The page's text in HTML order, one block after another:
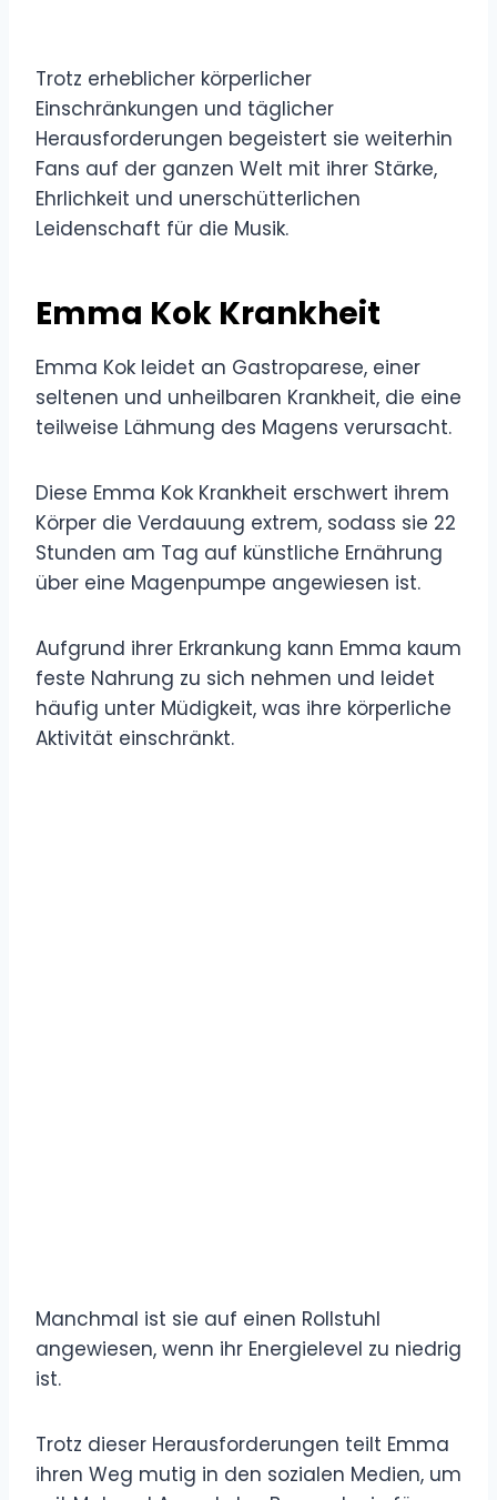
Trotz erheblicher körperlicher
Einschränkungen und täglicher
Herausforderungen begeistert sie weiterhin
Fans auf der ganzen Welt mit ihrer Stärke,
Ehrlichkeit und unerschütterlichen
Leidenschaft für die Musik.
Emma Kok Krankheit
Emma Kok leidet an Gastroparese, einer
seltenen und unheilbaren Krankheit, die eine
teilweise Lähmung des Magens verursacht.
Diese Emma Kok Krankheit erschwert ihrem
Körper die Verdauung extrem, sodass sie 22
Stunden am Tag auf künstliche Ernährung
über eine Magenpumpe angewiesen ist.
Aufgrund ihrer Erkrankung kann Emma kaum
feste Nahrung zu sich nehmen und leidet
häufig unter Müdigkeit, was ihre körperliche
Aktivität einschränkt.
Manchmal ist sie auf einen Rollstuhl
angewiesen, wenn ihr Energielevel zu niedrig
ist.
Trotz dieser Herausforderungen teilt Emma
ihren Weg mutig in den sozialen Medien, um